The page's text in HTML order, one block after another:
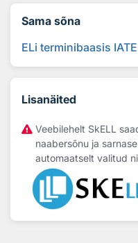
Sama sõna
ELi terminibaasis IATE
Lisanäited
Veebilehelt SkELL
naabersõnu ja
automaatselt valitud